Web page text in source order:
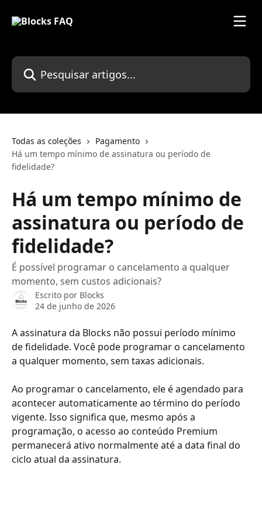
Pesquisar artigos...
Todas as coleções
Pagamento
Há um tempo mínimo de assinatura ou período de
fidelidade?
Há um tempo mínimo de
assinatura ou período de
fidelidade?
É possível programar o cancelamento a qualquer
momento, sem custos adicionais?
Escrito por Blocks
24 de junho de 2026
A assinatura da Blocks não possui período mínimo
de fidelidade. Você pode programar o cancelamento
a qualquer momento, sem taxas adicionais.
Ao programar o cancelamento, ele é agendado para
acontecer automaticamente ao término do período
vigente. Isso significa que, mesmo após a
programação, o acesso ao conteúdo Premium
permanecerá ativo normalmente até a data final do
ciclo atual da assinatura.